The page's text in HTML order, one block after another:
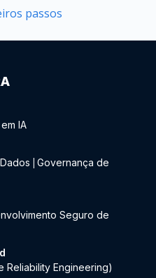
passos
IA
Governança de
Seguro de
Reliability Engineering)